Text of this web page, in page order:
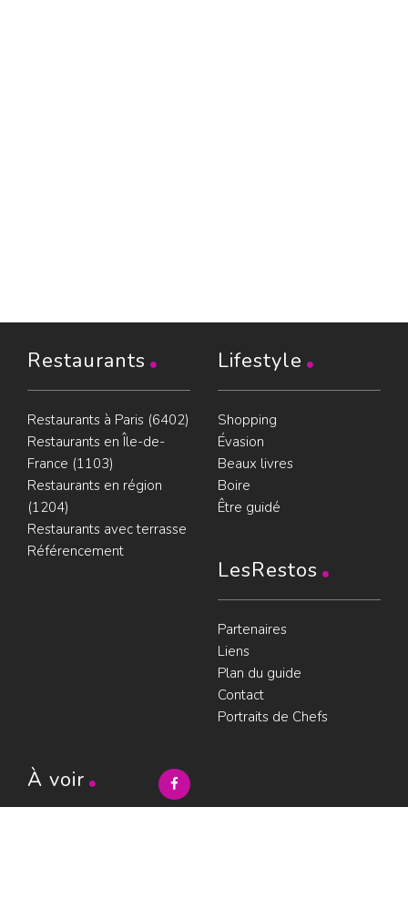
Restaurants
Restaurants à Paris (6402)
Restaurants en Île-de-
France (1103)
Restaurants en région
(1204)
Restaurants avec terrasse
Référencement
Lifestyle
Shopping
Évasion
Beaux livres
Boire
Être guidé
LesRestos
Partenaires
Liens
Plan du guide
Contact
Portraits de Chefs
À voir